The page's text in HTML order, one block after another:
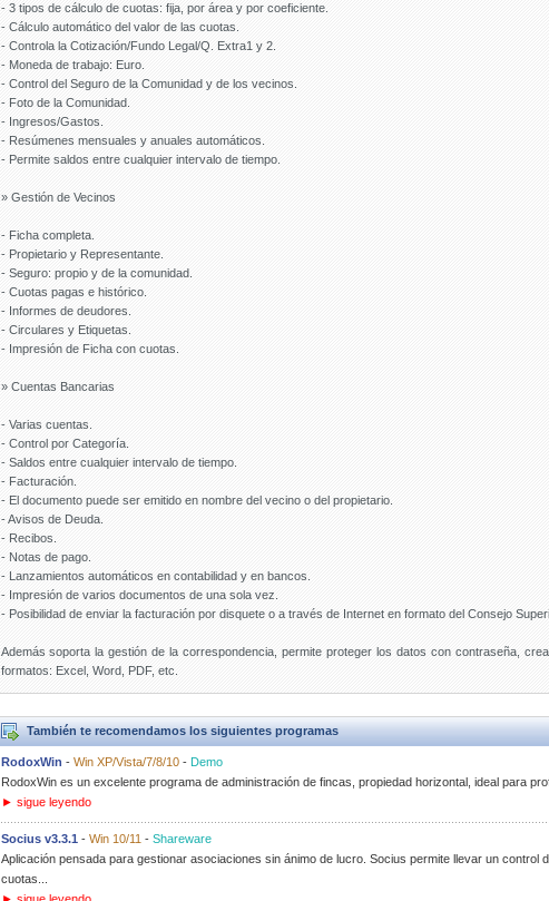
- 3 tipos de cálculo de cuotas: fija, por área y por coeficiente.
- Cálculo automático del valor de las cuotas.
- Controla la Cotización/Fundo Legal/Q. Extra1 y 2.
- Moneda de trabajo: Euro.
- Control del Seguro de la Comunidad y de los vecinos.
- Foto de la Comunidad.
- Ingresos/Gastos.
- Resúmenes mensuales y anuales automáticos.
- Permite saldos entre cualquier intervalo de tiempo.
» Gestión de Vecinos
- Ficha completa.
- Propietario y Representante.
- Seguro: propio y de la comunidad.
- Cuotas pagas e histórico.
- Informes de deudores.
- Circulares y Etiquetas.
- Impresión de Ficha con cuotas.
» Cuentas Bancarias
- Varias cuentas.
- Control por Categoría.
- Saldos entre cualquier intervalo de tiempo.
- Facturación.
- El documento puede ser emitido en nombre del vecino o del propietario.
- Avisos de Deuda.
- Recibos.
- Notas de pago.
- Lanzamientos automáticos en contabilidad y en bancos.
- Impresión de varios documentos de una sola vez.
- Posibilidad de enviar la facturación por disquete o a través de Internet en formato del Consejo
Además soporta la gestión de la correspondencia, permite proteger los datos con contraseña,
formatos: Excel, Word, PDF, etc.
También te recomendamos los siguientes programas
RodoxWin - Win XP/Vista/7/8/10- Demo
RodoxWin es un excelente programa de administración de fincas, propiedad horizontal, ideal para
► sigue leyendo
Socius v3.3.1 - Win 10/11 - Shareware
Aplicación pensada para gestionar asociaciones sin ánimo de lucro. Socius permite llevar un control
cuotas...